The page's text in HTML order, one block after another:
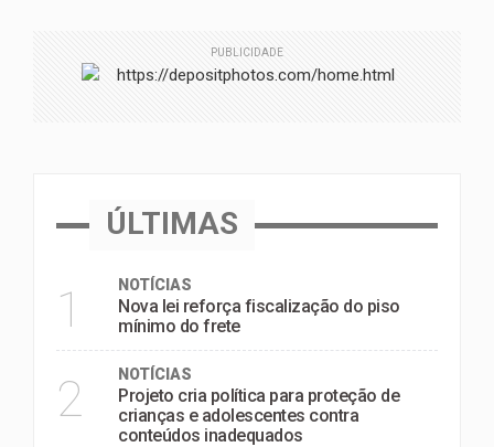
PUBLICIDADE
ÚLTIMAS
1 NOTÍCIAS
Nova lei reforça fiscalização do piso
mínimo do frete
2 NOTÍCIAS
Projeto cria política para proteção de
crianças e adolescentes contra
conteúdos inadequados